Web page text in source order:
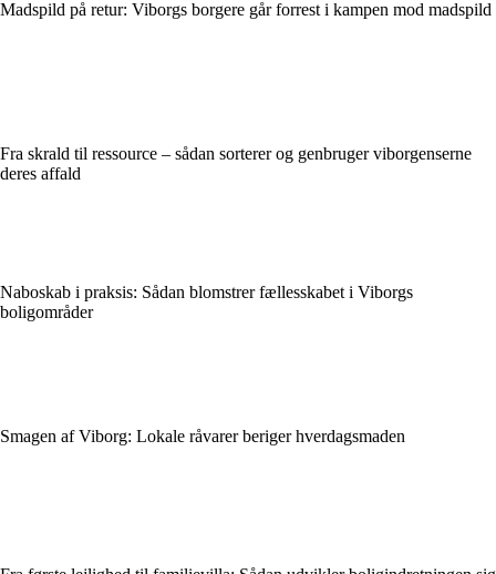
Madspild på retur: Viborgs borgere går forrest i kampen mod madspild
Fra skrald til ressource – sådan sorterer og genbruger viborgenserne
deres affald
Naboskab i praksis: Sådan blomstrer fællesskabet i Viborgs
boligområder
Smagen af Viborg: Lokale råvarer beriger hverdagsmaden